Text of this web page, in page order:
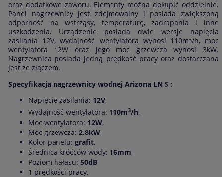
oraz dodatkowe zaworu. Elementy można dokupić oddzielnie.
Panel nagrzewnicy jest zdejmowalny i posiada zwiększoną
odporność na wstrząsy, temperaturę, zadrapania i inne
uszkodzenia. Urządzenie posiada dwie wersje napięcia
zasilania 12V, wydajność wentylatora wynosi 110m3/h, moc
wentylatora 12W oraz jego moc grzewcza wynosi 3kW.
Nagrzewnica posiada jedną prędkość pracy oraz dostarczana
jest ze złączem.
Specyfikacja nagrzewnicy wodnej Arizona LN S :
Napięcie zasilania: 12V,
Wydajność wentylatora: 110m3/h,
Moc wentylatora: 12W,
Moc grzewcza: 2,8kW,
Kolor panelu: grafit,
Średnica króćców wody: 16mm,
Poziom hałasu: 50dB
1 prędkości pracy.